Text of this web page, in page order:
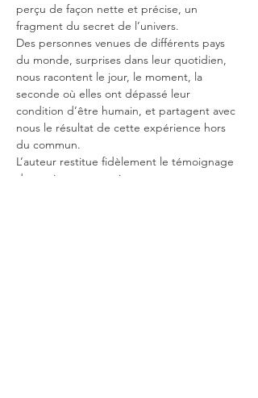
perçu de façon nette et précise, un
fragment du secret de l’univers.
Des personnes venues de différents pays
du monde, surprises dans leur quotidien,
nous racontent le jour, le moment, la
seconde où elles ont dépassé leur
condition d’être humain, et partagent avec
nous le résultat de cette expérience hors
du commun.
L’auteur restitue fidèlement le témoignage
de ces inconnus, qui nous emportent avec